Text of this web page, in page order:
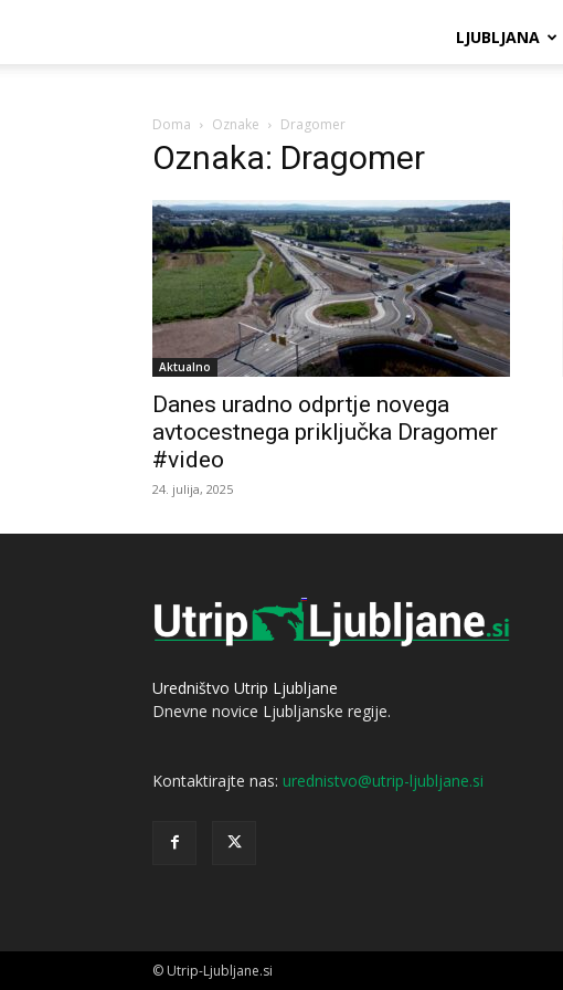
LJUBLJANA
Doma Oznake Dragomer
Oznaka: Dragomer
Aktualno
Danes uradno odprtje novega
avtocestnega priključka Dragomer
#video
24. julija, 2025
Uredništvo Utrip Ljubljane
Dnevne novice Ljubljanske regije.
Kontaktirajte nas: urednistvo@utrip-ljubljane.si
© Utrip-Ljubljane.si